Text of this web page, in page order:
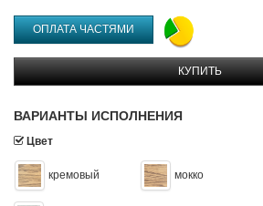
ОПЛАТА ЧАСТЯМИ
КУПИТЬ
ВАРИАНТЫ ИСПОЛНЕНИЯ
Цвет
кремовый мокко